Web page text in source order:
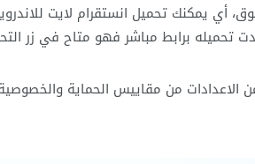
تحميله برابط مباشر فهو متاح في زر
الاعدادات من مقاييس الحماية